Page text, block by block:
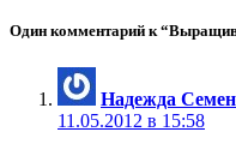
Один комментарий к
Надежда
11.05.2012 в 15:58